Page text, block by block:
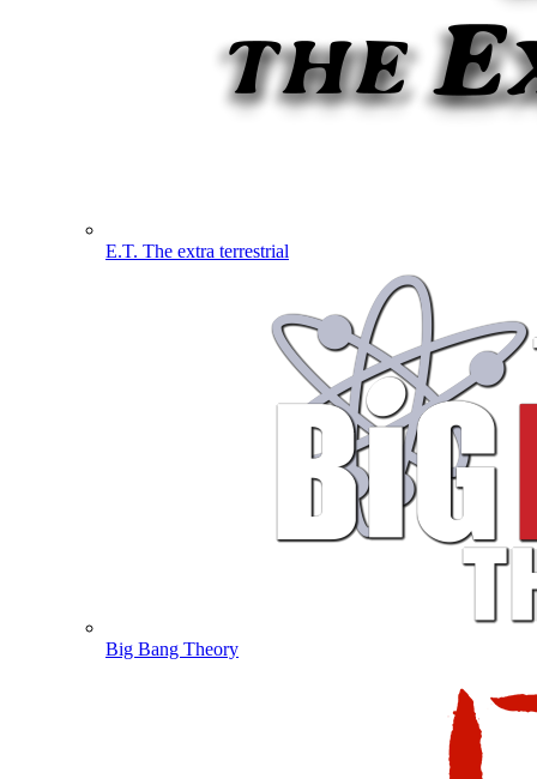
E.T. The extra terrestrial
Big Bang Theory